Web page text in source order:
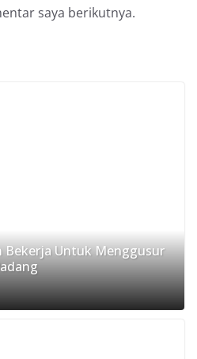
saya berikutnya.
Bekerja Untuk Menggusur